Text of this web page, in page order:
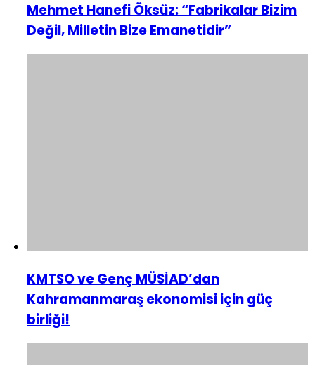
Mehmet Hanefi Öksüz: “Fabrikalar Bizim
Değil, Milletin Bize Emanetidir”
KMTSO ve Genç MÜSİAD’dan
Kahramanmaraş ekonomisi için güç
birliği!